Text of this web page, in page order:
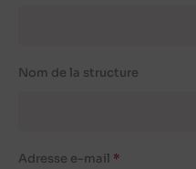
Nom de la structure
Adresse e-mail